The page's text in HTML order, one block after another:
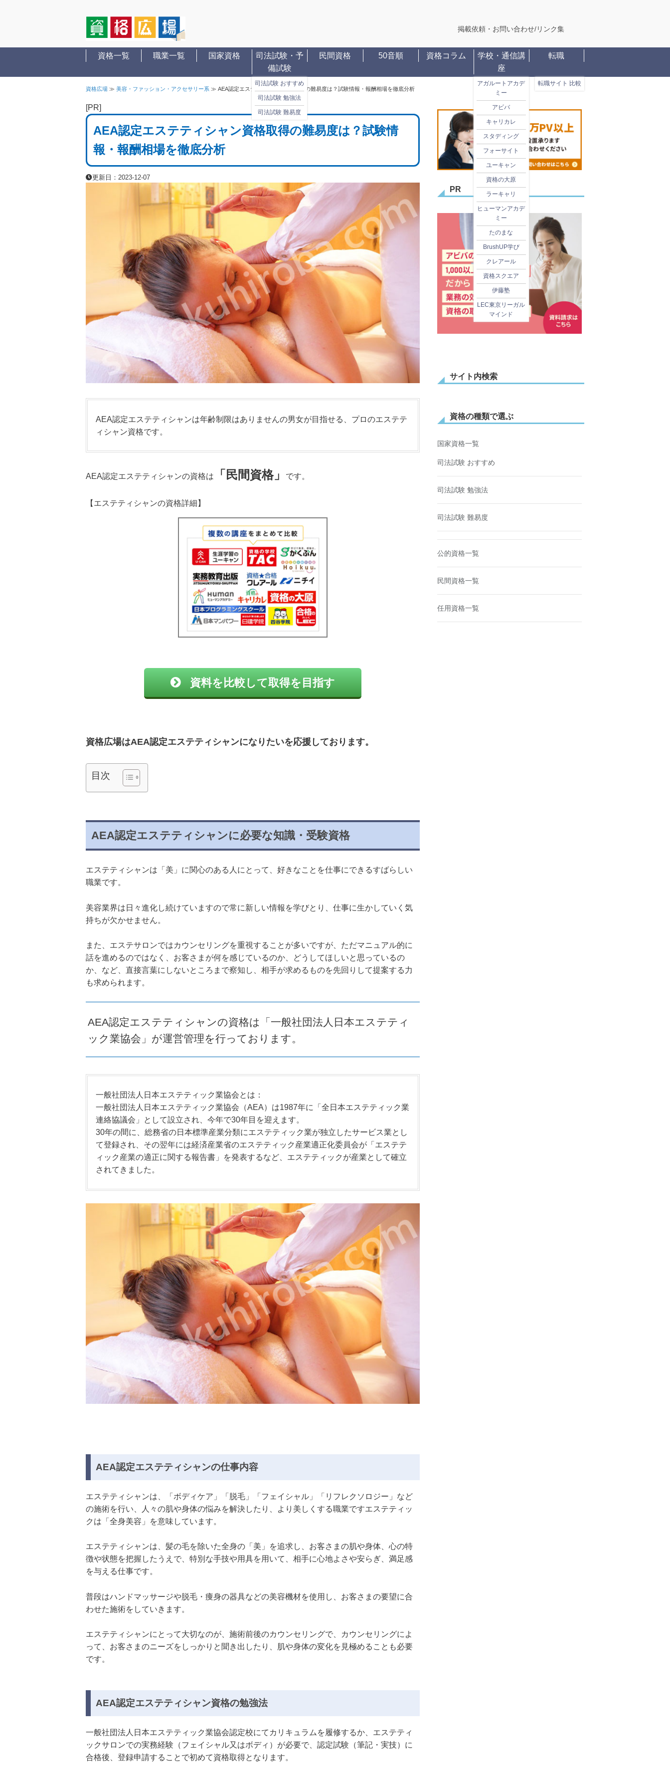
掲載依頼・お問い合わせ/リンク集
資格一覧 職業一覧 国家資格
司法試験・予
備試験
司法試験 おすすめ
司法試験 勉強法
司法試験 難易度
民間資格 50音順 資格コラム
学校・通信講
座
アガルートアカデ
ミー
アビバ
キャリカレ
スタディング
フォーサイト
ユーキャン
資格の大原
ラーキャリ
ヒューマンアカデ
ミー
たのまな
BrushUP学び
クレアール
資格スクエア
伊藤塾
LEC東京リーガル
マインド
転職
転職サイト 比較
資格広場 ≫ 美容・ファッション・アクセサリー系 ≫ AEA認定エステティシャン資格取得の難易度は？試験情報・報酬相場を徹底分析
[PR]
AEA認定エステティシャン資格取得の難易度は？試験情
報・報酬相場を徹底分析
更新日：2023-12-07
AEA認定エステティシャンは年齢制限はありませんの男女が目指せる、プロのエステテ
ィシャン資格です。
AEA認定エステティシャンの資格は 「民間資格」 です。
【エステティシャンの資格詳細】
資料を比較して取得を目指す
資格広場はAEA認定エステティシャンになりたいを応援しております。
目次
AEA認定エステティシャンに必要な知識・受験資格
エステティシャンは「美」に関心のある人にとって、好きなことを仕事にできるすばらしい
職業です。
美容業界は日々進化し続けていますので常に新しい情報を学びとり、仕事に生かしていく気
持ちが欠かせません。
また、エステサロンではカウンセリングを重視することが多いですが、ただマニュアル的に
話を進めるのではなく、お客さまが何を感じているのか、どうしてほしいと思っているの
か、など、直接言葉にしないところまで察知し、相手が求めるものを先回りして提案する力
も求められます。
AEA認定エステティシャンの資格は「一般社団法人日本エステティ
ック業協会」が運営管理を行っております。
一般社団法人日本エステティック業協会とは：
一般社団法人日本エステティック業協会（AEA）は1987年に「全日本エステティック業
連絡協議会」として設立され、今年で30年目を迎えます。
30年の間に、総務省の日本標準産業分類にエステティック業が独立したサービス業とし
て登録され、その翌年には経済産業省のエステティック産業適正化委員会が「エステテ
ィック産業の適正に関する報告書」を発表するなど、エステティックが産業として確立
されてきました。
AEA認定エステティシャンの仕事内容
エステティシャンは、「ボディケア」「脱毛」「フェイシャル」「リフレクソロジー」など
の施術を行い、人々の肌や身体の悩みを解決したり、より美しくする職業ですエステティッ
クは「全身美容」を意味しています。
エステティシャンは、髪の毛を除いた全身の「美」を追求し、お客さまの肌や身体、心の特
徴や状態を把握したうえで、特別な手技や用具を用いて、相手に心地よさや安らぎ、満足感
を与える仕事です。
普段はハンドマッサージや脱毛・痩身の器具などの美容機材を使用し、お客さまの要望に合
わせた施術をしていきます。
エステティシャンにとって大切なのが、施術前後のカウンセリングで、カウンセリングによ
って、お客さまのニーズをしっかりと聞き出したり、肌や身体の変化を見極めることも必要
です。
AEA認定エステティシャン資格の勉強法
一般社団法人日本エステティック業協会認定校にてカリキュラムを履修するか、エステティ
ックサロンでの実務経験（フェイシャル又はボディ）が必要で、認定試験（筆記・実技）に
合格後、登録申請することで初めて資格取得となります。
PR
サイト内検索
資格の種類で選ぶ
国家資格一覧
司法試験 おすすめ
司法試験 勉強法
司法試験 難易度
公的資格一覧
民間資格一覧
任用資格一覧